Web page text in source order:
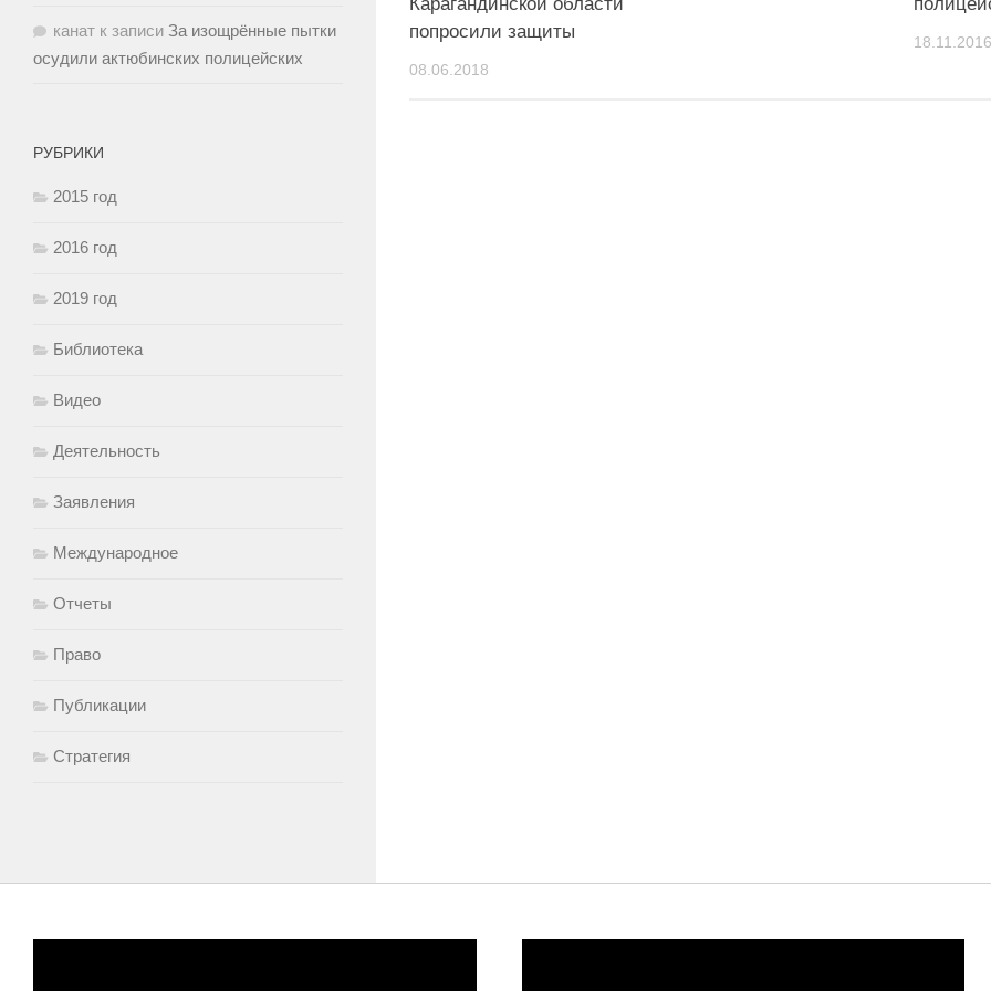
попросили защиты
08.06.2018
18.11.2016
канат к записи За изощрённые пытки
осудили актюбинских полицейских
РУБРИКИ
2015 год
2016 год
2019 год
Библиотека
Видео
Деятельность
Заявления
Международное
Отчеты
Право
Публикации
Стратегия